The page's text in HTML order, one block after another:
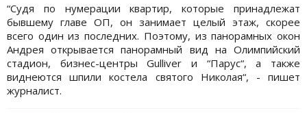
“Судя по нумерации квартир, которые принадлежат
бывшему главе ОП, он занимает целый этаж, скорее
всего один из последних. Поэтому, из панорамных окон
Андрея открывается панорамный вид на Олимпийский
стадион, бизнес-центры Gulliver и “Парус“, а также
виднеются шпили костела cвятого Николая“, - пишет
журналист.